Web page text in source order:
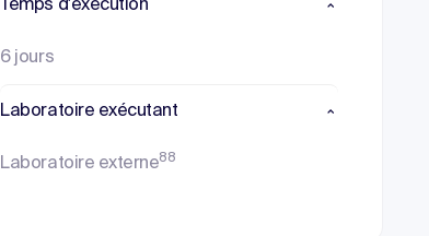
Temps d'exécution
6 jours
Laboratoire exécutant
Laboratoire externe88